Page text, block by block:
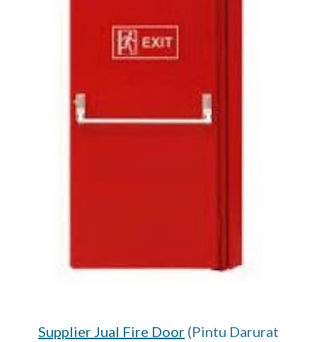
Supplier Jual Fire Door (Pintu Darurat